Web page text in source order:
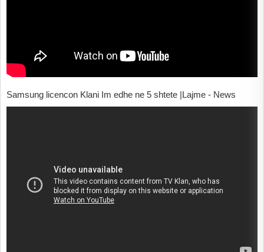
Samsung licencon Klani Im edhe ne 5 shtete |Lajme - News